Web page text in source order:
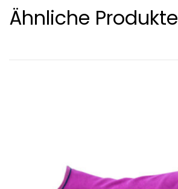
Ähnliche Produkte